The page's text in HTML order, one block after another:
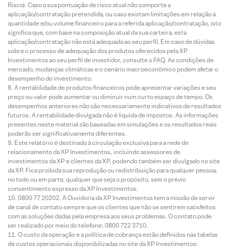
Risco). Caso a sua pontuação de risco atual não comporte a
aplicação/contratação pretendida, ou caso existam limitações em relação à
quantidade e/ou volume financeiro para a referida aplicação/contratação, isto
significa que, com base na composição atual da sua carteira, esta
aplicação/contratação não está adequada ao seu perfil. Em caso de dúvidas
sobre o processo de adequação dos produtos oferecidos pela XP
Investimentos ao seu perfil de investidor, consulte o FAQ. As condições de
mercado, mudanças climáticas e o cenário macroeconômico podem afetar o
desempenho do investimento.
A rentabilidade de produtos financeiros pode apresentar variações e seu
preço ou valor pode aumentar ou diminuir num curto espaço de tempo. Os
desempenhos anteriores não são necessariamente indicativos de resultados
futuros. A rentabilidade divulgada não é líquida de impostos. As informações
presentes neste material são baseadas em simulações e os resultados reais
poderão ser significativamente diferentes.
Este relatório é destinado à circulação exclusiva para a rede de
relacionamento da XP Investimentos, incluindo assessores de
investimentos da XP e clientes da XP, podendo também ser divulgado no site
da XP. Fica proibida sua reprodução ou redistribuição para qualquer pessoa,
no todo ou em parte, qualquer que seja o propósito, sem o prévio
consentimento expresso da XP Investimentos.
0800 77 20202. A Ouvidoria da XP Investimentos tem a missão de servir
de canal de contato sempre que os clientes que não se sentirem satisfeitos
com as soluções dadas pela empresa aos seus problemas. O contato pode
ser realizado por meio do telefone: 0800 722 3710.
O custo da operação e a política de cobrança estão definidos nas tabelas
de custos operacionais disponibilizadas no site da XP Investimentos: